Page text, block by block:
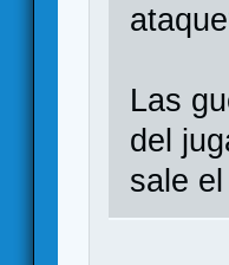
Las
del
sale